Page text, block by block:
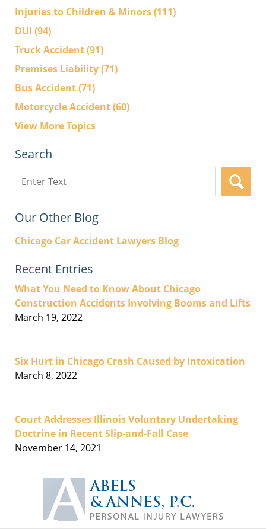
Injuries to Children & Minors(111)
DUI (94)
Truck Accident(91)
Premises Liability(71)
Bus Accident(71)
Motorcycle Accident(60)
View More Topics
Search
here
Our Other Blog
Chicago Car Accident Lawyers Blog
Recent Entries
What You Need to Know About Chicago
Construction Accidents Involving Booms and Lifts
March 19, 2022
Six Hurt in Chicago Crash Caused by Intoxication
March 8, 2022
Court Addresses Illinois Voluntary Undertaking
Doctrine in Recent Slip-and-Fall Case
November 14, 2021
Information